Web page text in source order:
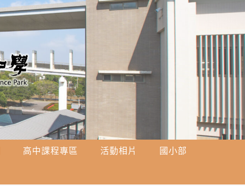
高中課程專區 活動相片
國小部